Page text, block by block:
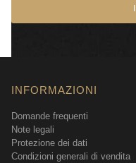
INFORMAZIONI
Domande frequenti
Note legali
Protezione dei dati
Condizioni generali di vendita